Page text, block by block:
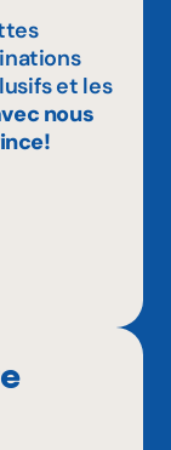
et les
nous